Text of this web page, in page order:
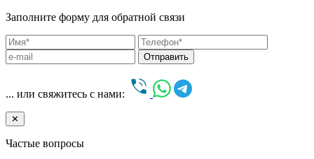
Заполните форму для обратной связи
... или свяжитесь с нами:
✕
Частые вопросы